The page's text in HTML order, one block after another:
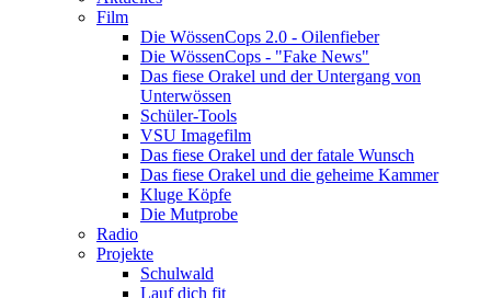
Film
Die WössenCops 2.0 - Oilenfieber
Die WössenCops - "Fake News"
Das fiese Orakel und der Untergang von
Unterwössen
Schüler-Tools
VSU Imagefilm
Das fiese Orakel und der fatale Wunsch
Das fiese Orakel und die geheime Kammer
Kluge Köpfe
Die Mutprobe
Radio
Projekte
Schulwald
Lauf dich fit